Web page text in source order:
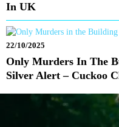
In UK
22/10/2025
Only Murders In The
Silver Alert – Cuckoo